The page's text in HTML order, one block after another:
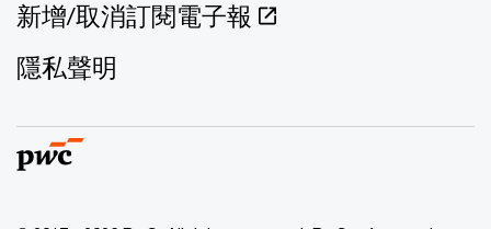
新增/取消訂閱電子報
隱私聲明